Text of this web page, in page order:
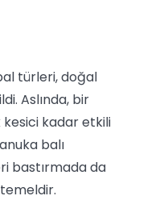
türleri, doğal
Aslında, bir
kesici kadar etkili
balı
bastırmada da